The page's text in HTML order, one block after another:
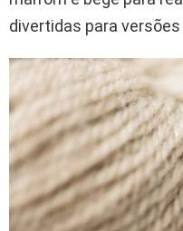
divertidas para